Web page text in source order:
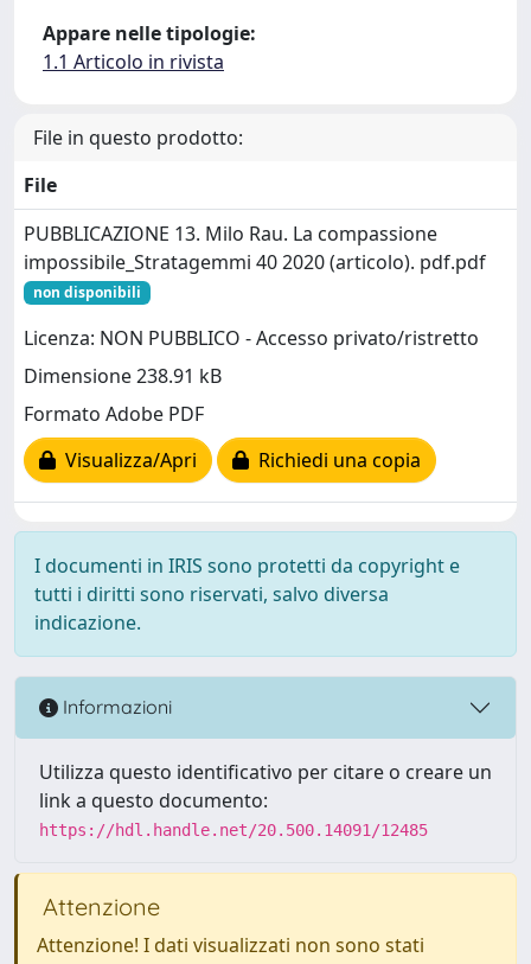
Appare nelle tipologie:
1.1 Articolo in rivista
File in questo prodotto:
File
PUBBLICAZIONE 13. Milo Rau. La compassione
impossibile_Stratagemmi 40 2020 (articolo). pdf.pdf
non disponibili
Licenza: NON PUBBLICO - Accesso privato/ristretto
Dimensione 238.91 kB
Formato Adobe PDF
Visualizza/Apri
Richiedi una copia
I documenti in IRIS sono protetti da copyright e
tutti i diritti sono riservati, salvo diversa
indicazione.
Informazioni
Utilizza questo identificativo per citare o creare un
link a questo documento:
https://hdl.handle.net/20.500.14091/12485
Attenzione
Attenzione! I dati visualizzati non sono stati